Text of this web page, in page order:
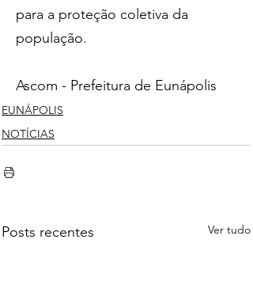
para a proteção coletiva da
população.
Ascom - Prefeitura de Eunápolis
EUNÁPOLIS
NOTÍCIAS
Posts recentes Ver tudo